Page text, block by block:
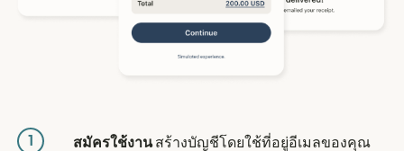
1 สมัครใช้งานสร้างบัญชีโดยใช้ที่อยู่อีเมลของคุณ